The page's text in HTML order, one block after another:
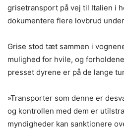
grisetransport på vej til Italien i
dokumentere flere lovbrud
Grise stod tæt sammen i
mulighed for hvile, og
presset dyrene er på de lange
»Transporter som denne er
og kontrollen med dem er
myndigheder kan sanktionere